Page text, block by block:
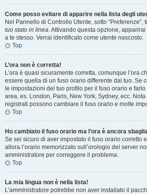
Come posso evitare di apparire nella lista degli
Nel Pannello di Controllo Utente, sotto “Preferenze”,
tuo stato in linea. Attivando questa opzione,
a te stesso. Verrai identificato come utente nascosto.
Top
L’ora non è corretta!
L’ora è quasi sicuramente corretta, comunque l’ora
essere quella di un fuso orario differente dal tuo. Se
le impostazioni del tuo profilo per il fuso orario e
area, es. London, Paris, New York, Sydney, ecc.
registrati possono cambiare il fuso orario e molte
Top
Ho cambiato il fuso orario ma l’ora è ancora
Se sei sicuro di aver impostato il fuso orario corretto
allora l’orario memorizzato sull’orologio del server
amministratore per correggere il problema.
Top
La mia lingua non è nella lista!
L’amministratore potrebbe non aver installato il